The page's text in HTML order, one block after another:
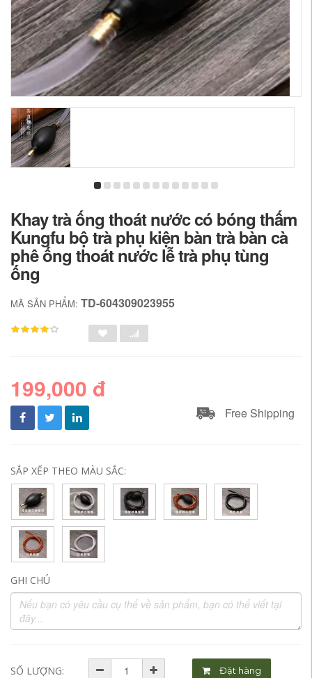
Khay trà ống thoát nước có bóng thấm
Kungfu bộ trà phụ kiện bàn trà bàn cà
phê ống thoát nước lễ trà phụ tùng
ống
MÃ SẢN PHẨM: TD-604309023955
199,000 đ
Free Shipping
SẮP XẾP THEO MÀU SẮC:
GHI CHÚ
SỐ LƯỢNG: Đặt hàng